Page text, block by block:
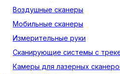
Воздушные сканеры
Мобильные сканеры
Измерительные руки
Сканирующие системы с
Камеры для лазерных